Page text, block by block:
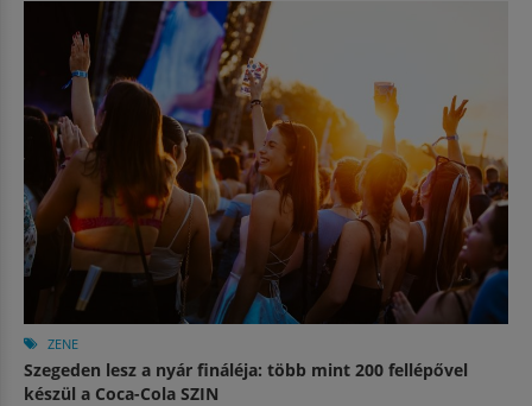
ZENE
Szegeden lesz a nyár fináléja: több mint 200 fellépővel
készül a Coca-Cola SZIN